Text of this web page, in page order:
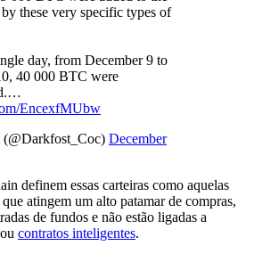
these very specific types of
day, from December 9 to
40 000 BTC were
EncexfMUbw
December
definem essas carteiras como aquelas
atingem um alto patamar de compras,
de fundos e não estão ligadas a
contratos inteligentes.